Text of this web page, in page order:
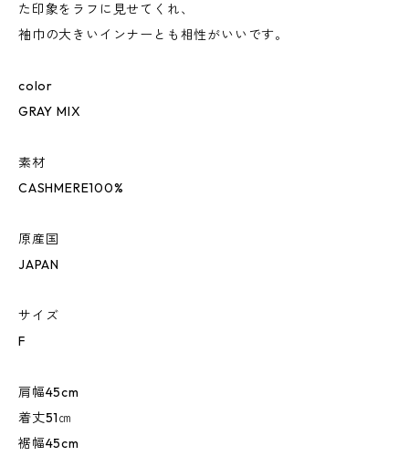
た印象をラフに見せてくれ、
袖巾の大きいインナーとも相性がいいです。
color
GRAY MIX
素材
CASHMERE100%
原産国
JAPAN
サイズ
F
肩幅45cm
着丈51㎝
裾幅45cm